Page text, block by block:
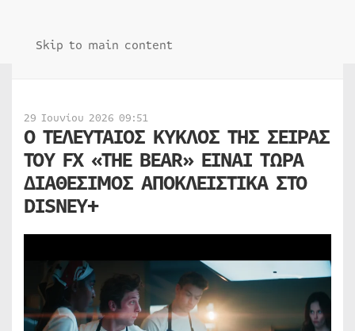
Skip to main content
29 Ιουνίου 2026 09:51
Ο ΤΕΛΕΥΤΑΙΟΣ ΚΥΚΛΟΣ ΤΗΣ ΣΕΙΡΑΣ
ΤΟΥ FX «THE BEAR» ΕΙΝΑΙ ΤΩΡΑ
ΔΙΑΘΕΣΙΜΟΣ ΑΠΟΚΛΕΙΣΤΙΚΑ ΣΤΟ
DISNEY+